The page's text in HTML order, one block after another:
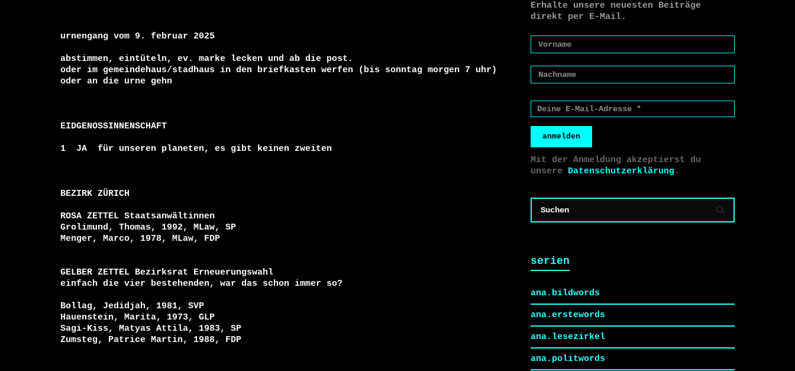
urnengang vom 9. februar 2025
abstimmen, eintüteln, ev. marke lecken und ab die post.
oder im gemeindehaus/stadhaus in den briefkasten werfen (bis sonntag morgen 7 uhr)
oder an die urne gehn
EIDGENOSSINNENSCHAFT
1  JA  für unseren planeten, es gibt keinen zweiten
BEZIRK ZÜRICH
ROSA ZETTEL Staatsanwältinnen
Grolimund, Thomas, 1992, MLaw, SP
Menger, Marco, 1978, MLaw, FDP
GELBER ZETTEL Bezirksrat Erneuerungswahl
einfach die vier bestehenden, war das schon immer so?
Bollag, Jedidjah, 1981, SVP
Hauenstein, Marita, 1973, GLP
Sagi-Kiss, Matyas Attila, 1983, SP
Zumsteg, Patrice Martin, 1988, FDP
Erhalte unsere neuesten Beiträge
direkt per E-Mail.
anmelden
Mit der Anmeldung akzeptierst du
unsere Datenschutzerklärung.
serien
ana.bildwords
ana.erstewords
ana.lesezirkel
ana.politwords